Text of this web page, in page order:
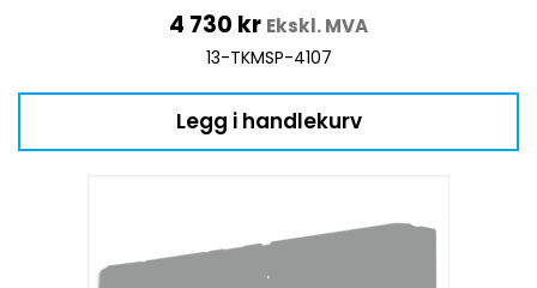
4 730 kr Ekskl. MVA
13-TKMSP-4107
Legg i handlekurv